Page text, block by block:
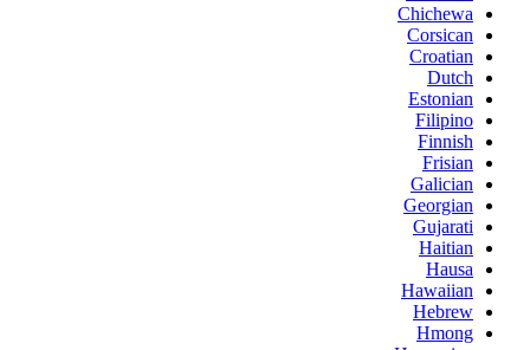
Chichewa
Corsican
Croatian
Dutch
Estonian
Filipino
Finnish
Frisian
Galician
Georgian
Gujarati
Haitian
Hausa
Hawaiian
Hebrew
Hmong